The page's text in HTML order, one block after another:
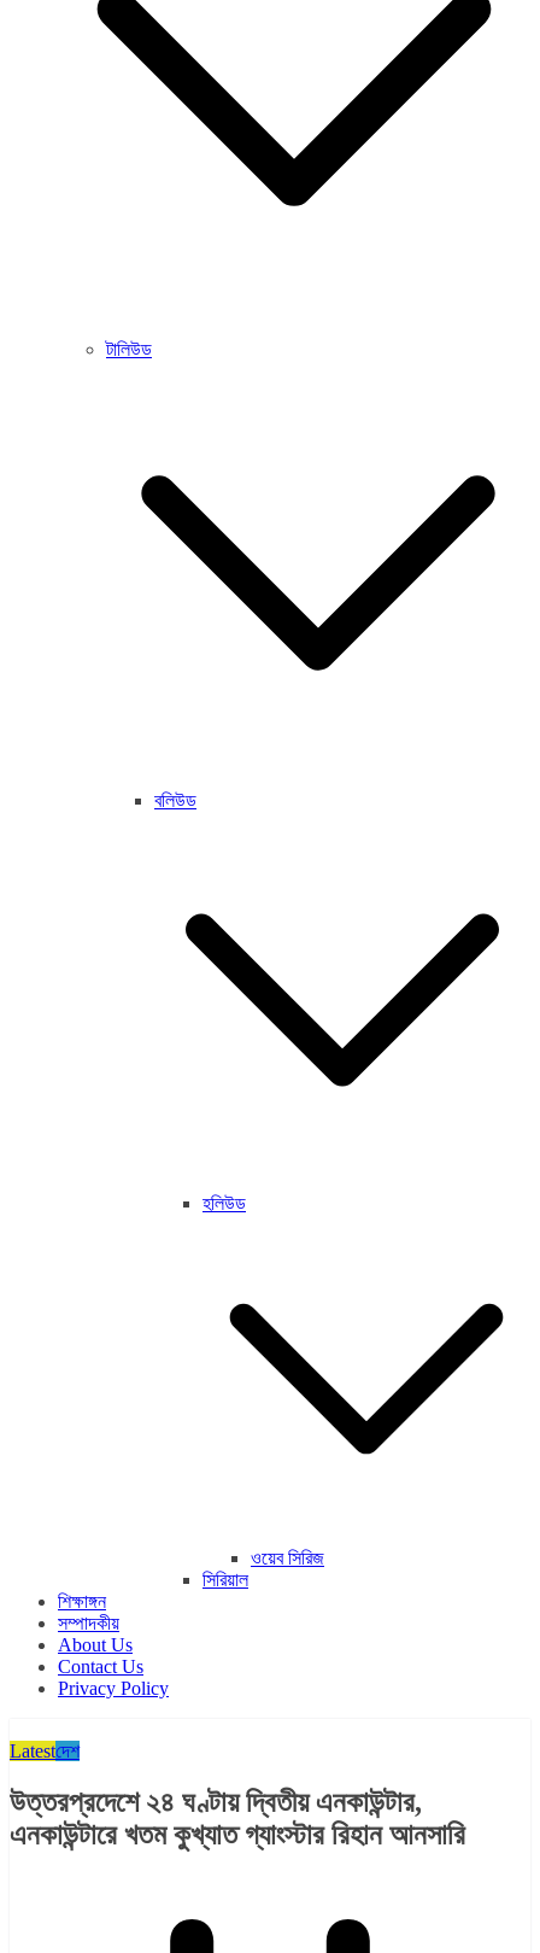
টালিউড
বলিউড
হলিউড
ওয়েব সিরিজ
সিরিয়াল
শিক্ষাঙ্গন
সম্পাদকীয়
About Us
Contact Us
Privacy Policy
Latestদেশ
উত্তরপ্রদেশে ২৪ ঘণ্টায় দ্বিতীয় এনকাউন্টার,
এনকাউন্টারে খতম কুখ্যাত গ্যাংস্টার রিহান আনসারি